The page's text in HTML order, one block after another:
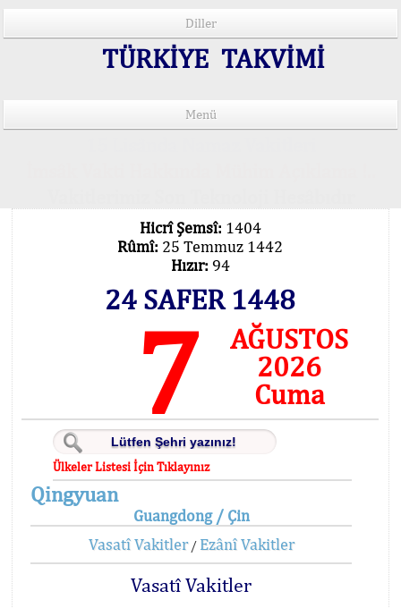
Diller
TÜRKİYE TAKVİMİ
Menü
Hicrî Şemsî: 1404
Rûmî: 25 Temmuz 1442
Hızır: 94
24 SAFER 1448
7
AĞUSTOS
2026
Cuma
Ülkeler Listesi İçin Tıklayınız
Qingyuan
Guangdong / Çin
Vasatî Vakitler/ Ezânî Vakitler
Vasatî Vakitler